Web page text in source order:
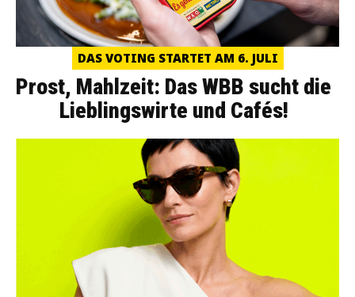
DAS VOTING STARTET AM 6. JULI
Prost, Mahlzeit: Das WBB sucht die
Lieblingswirte und Cafés!